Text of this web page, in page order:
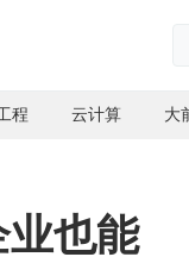
程 云计算 大
也能